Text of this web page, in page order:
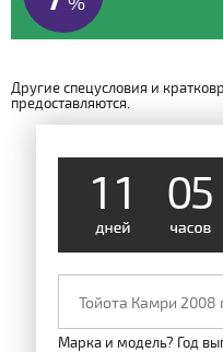
Другие спецусловия и
предоставляются.
1 1 05
Марка и модель? Год